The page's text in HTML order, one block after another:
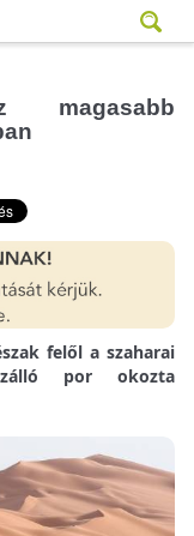
magasabb
felől a szaharai
por okozta